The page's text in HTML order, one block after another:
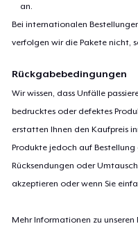
an.
Bei internationalen
verfolgen wir die Pakete nicht,
Rückgabebedingungen
Wir wissen, dass Unfälle
bedrucktes oder defektes
erstatten Ihnen den Kaufpreis
Produkte jedoch auf
Rücksendungen oder
akzeptieren oder wenn Sie
Mehr Informationen zu